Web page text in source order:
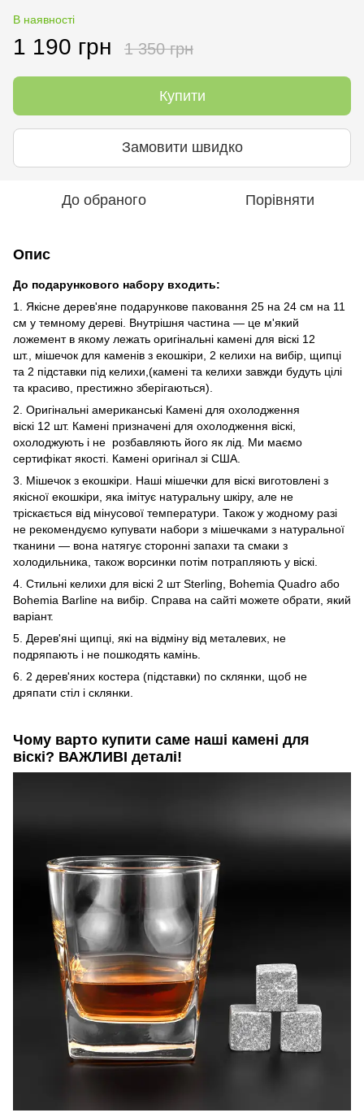
В наявності
1 190 грн 1 350 грн
Купити
Замовити швидко
До обраного Порівняти
Опис
До подарункового набору входить:
1. Якісне дерев'яне подарункове паковання 25 на 24 см на 11
см у темному дереві. Внутрішня частина — це м'який
ложемент в якому лежать оригінальні камені для віскі 12
шт., мішечок для каменів з екошкіри, 2 келихи на вибір, щипці
та 2 підставки під келихи,(камені та келихи завжди будуть цілі
та красиво, престижно зберігаються).
2. Оригінальні американські Камені для охолодження
віскі 12 шт. Камені призначені для охолодження віскі,
охолоджують і не розбавляють його як лід. Ми маємо
сертифікат якості. Камені оригінал зі США.
3. Мішечок з екошкіри. Наші мішечки для віскі виготовлені з
якісної екошкіри, яка імітує натуральну шкіру, але не
тріскається від мінусової температури. Також у жодному разі
не рекомендуємо купувати набори з мішечками з натуральної
тканини — вона натягує сторонні запахи та смаки з
холодильника, також ворсинки потім потрапляють у віскі.
4. Стильні келихи для віскі 2 шт Sterling, Bohemia Quadro або
Bohemia Barline на вибір. Справа на сайті можете обрати, який
варіант.
5. Дерев'яні щипці, які на відміну від металевих, не
подряпають і не пошкодять камінь.
6. 2 дерев'яних костера (підставки) по склянки, щоб не
дряпати стіл і склянки.
Чому варто купити саме наші камені для
віскі? ВАЖЛИВІ деталі!